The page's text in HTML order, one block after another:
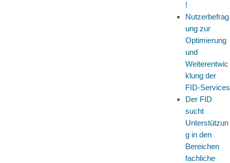
!
Nutzerbefrag
ung zur
Optimierung
und
Weiterentwic
klung der
FID-Services
Der FID
sucht
Unterstützun
g in den
Bereichen
fachliche